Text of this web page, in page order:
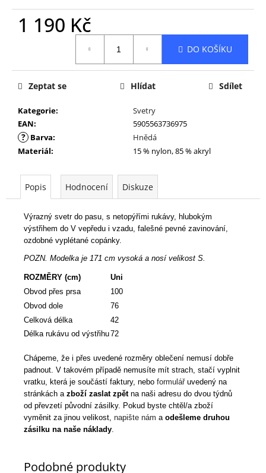
1 190 Kč
DO KOŠÍKU
Kategorie:
Svetry
EAN: 5905563736975
? Barva:
Hnědá
Materiál: 15 % nylon, 85 % akryl
Zeptat se Hlídat Sdílet
Popis Hodnocení Diskuze
Výrazný svetr do pasu, s netopýřími rukávy, hlubokým
výstřihem do V vepředu i vzadu, falešné pevné zavinování,
ozdobné vyplétané copánky.
POZN. Modelka je 171 cm vysoká a nosí velikost S.
ROZMĚRY (cm)
Uni
Obvod přes prsa
100
Obvod dole
76
Celková délka
42
Délka rukávu od výstřihu72
Chápeme, že i přes uvedené rozměry oblečení nemusí dobře
padnout. V takovém případě nemusíte mít strach, stačí vyplnit
vratku, která je součástí faktury, nebo formulář uvedený na
stránkách a zboží zaslat zpětna naši adresu do dvou týdnů
od převzetí původní zásilky. Pokud byste chtěl/a zboží
vyměnit za jinou velikost, napište nám a odešleme druhou
zásilku na naše náklady